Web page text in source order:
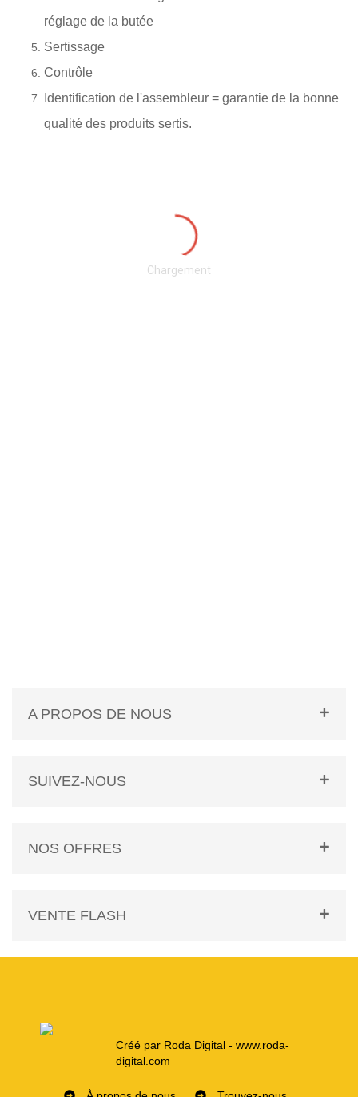
réglage de la butée
Sertissage
Contrôle
Identification de l'assembleur = garantie de la bonne
qualité des produits sertis.
A PROPOS DE NOUS
SUIVEZ-NOUS
NOS OFFRES
VENTE FLASH
Créé par Roda Digital - www.roda-
digital.com